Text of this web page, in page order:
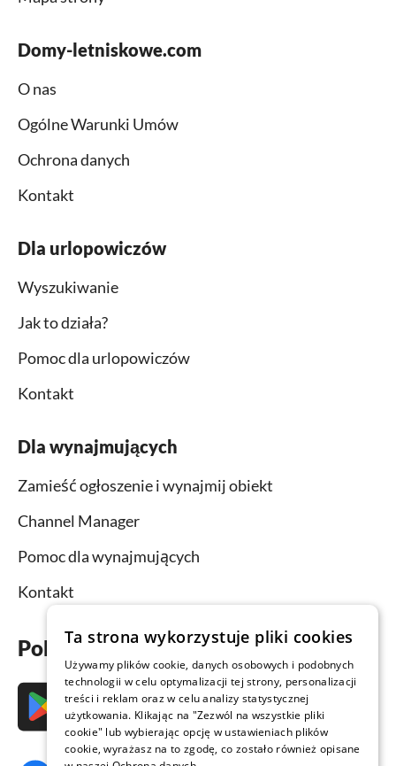
Domy-letniskowe.com
O nas
Ogólne Warunki Umów
Ochrona danych
Kontakt
Dla urlopowiczów
Wyszukiwanie
Jak to działa?
Pomoc dla urlopowiczów
Kontakt
Dla wynajmujących
Zamieść ogłoszenie i wynajmij obiekt
Channel Manager
Pomoc dla wynajmujących
Kontakt
Pobierz aplikację już teraz
Ta strona wykorzystuje pliki cookies
Używamy plików cookie, danych osobowych i podobnych
technologii w celu optymalizacji tej strony, personalizacji
treści i reklam oraz w celu analizy statystycznej
użytkowania. Klikając na "Zezwól na wszystkie pliki
cookie" lub wybierając opcję w ustawieniach plików
cookie, wyrażasz na to zgodę, co zostało również opisane